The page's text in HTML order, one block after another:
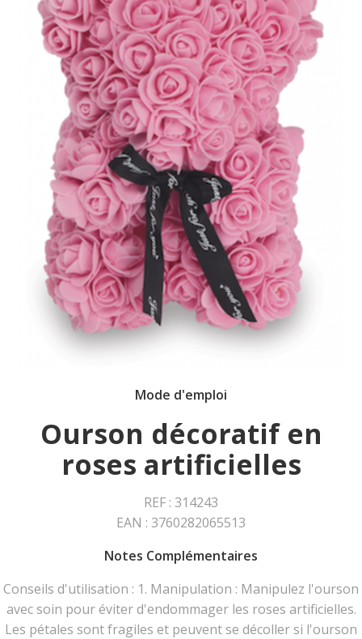
Mode d'emploi
Ourson décoratif en
roses artificielles
REF : 314243
EAN : 3760282065513
Notes Complémentaires
Conseils d'utilisation : 1. Manipulation : Manipulez l'ourson
avec soin pour éviter d'endommager les roses artificielles.
Les pétales sont fragiles et peuvent se décoller si l'ourson